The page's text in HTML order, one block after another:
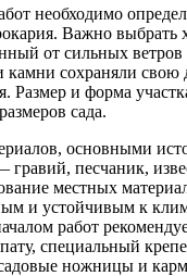
необходимо
Важно выбрать
от сильных
камни сохраняли свою
Размер и форма
сада.
основными
песчаник,
местных
и устойчивым к
работ
специальный
ножницы и